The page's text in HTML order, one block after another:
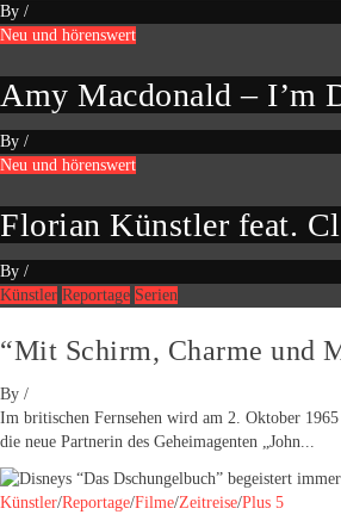
By /
Neu und hörenswert
Amy Macdonald – I’m
By /
Neu und hörenswert
Florian Künstler feat.
By /
Künstler Reportage Serien
“Mit Schirm, Charme und
By /
Im britischen Fernsehen wird am 2. Oktober
die neue Partnerin des Geheimagenten „John...
Künstler/Reportage/Filme/Zeitreise/Plus 5